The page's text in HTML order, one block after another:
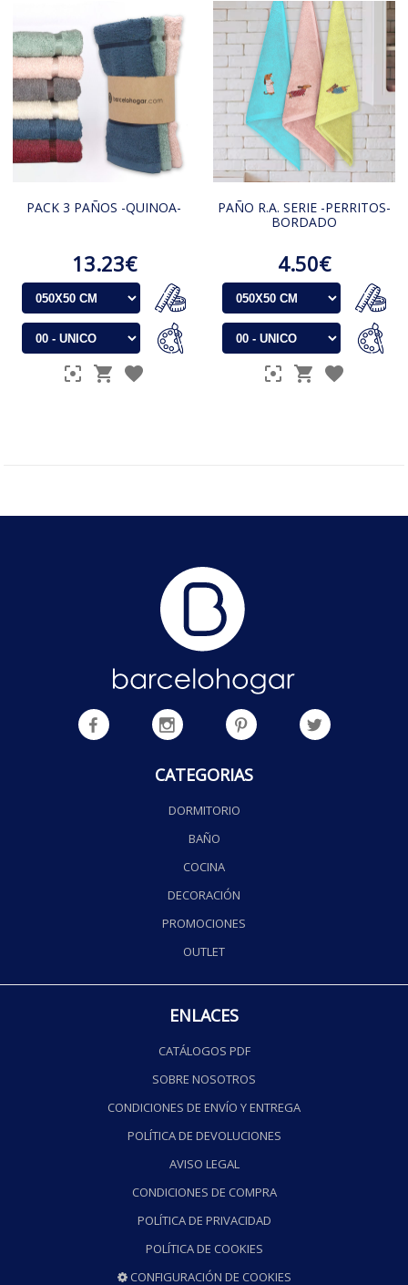
PACK 3 PAÑOS -QUINOA-
13.23€
PAÑO R.A. SERIE -PERRITOS-
BORDADO
4.50€
CATEGORIAS
DORMITORIO
BAÑO
COCINA
DECORACIÓN
PROMOCIONES
OUTLET
ENLACES
CATÁLOGOS PDF
SOBRE NOSOTROS
CONDICIONES DE ENVÍO Y ENTREGA
POLÍTICA DE DEVOLUCIONES
AVISO LEGAL
CONDICIONES DE COMPRA
POLÍTICA DE PRIVACIDAD
POLÍTICA DE COOKIES
CONFIGURACIÓN DE COOKIES